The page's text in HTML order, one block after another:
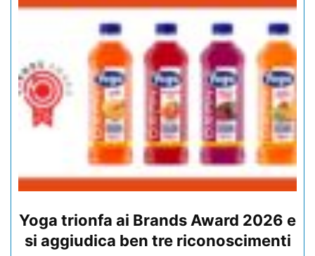
Yoga trionfa ai Brands Award 2026 e
si aggiudica ben tre riconoscimenti